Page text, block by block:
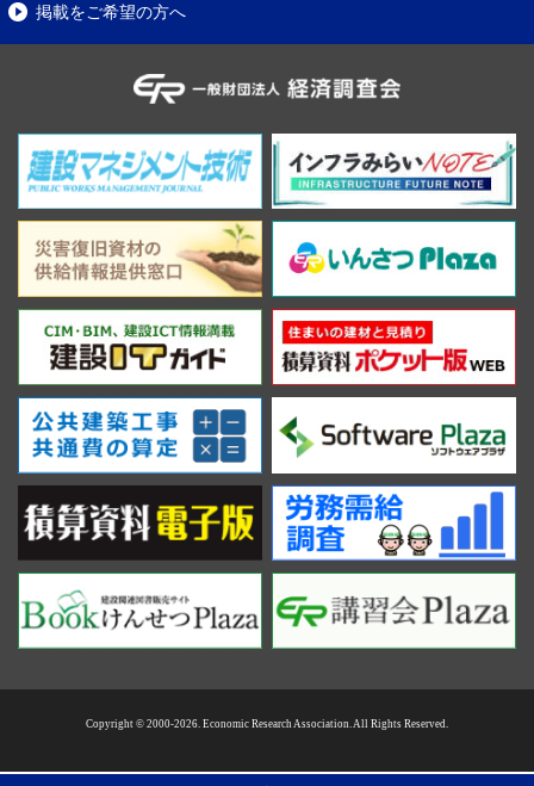
掲載をご希望の方へ
Copyright © 2000-2026. Economic Research Association. All Rights Reserved.